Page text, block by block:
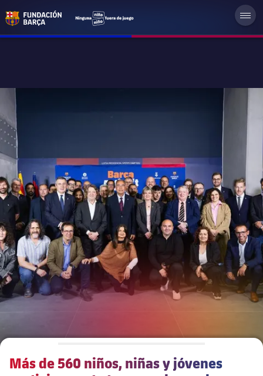
Más de 560 niños, niñas y jóvenes